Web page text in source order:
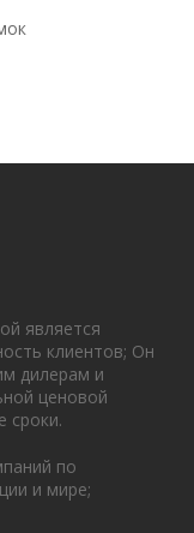
является
клиентов; Он
дилерам и
ценовой
сроки.
по
и мире;